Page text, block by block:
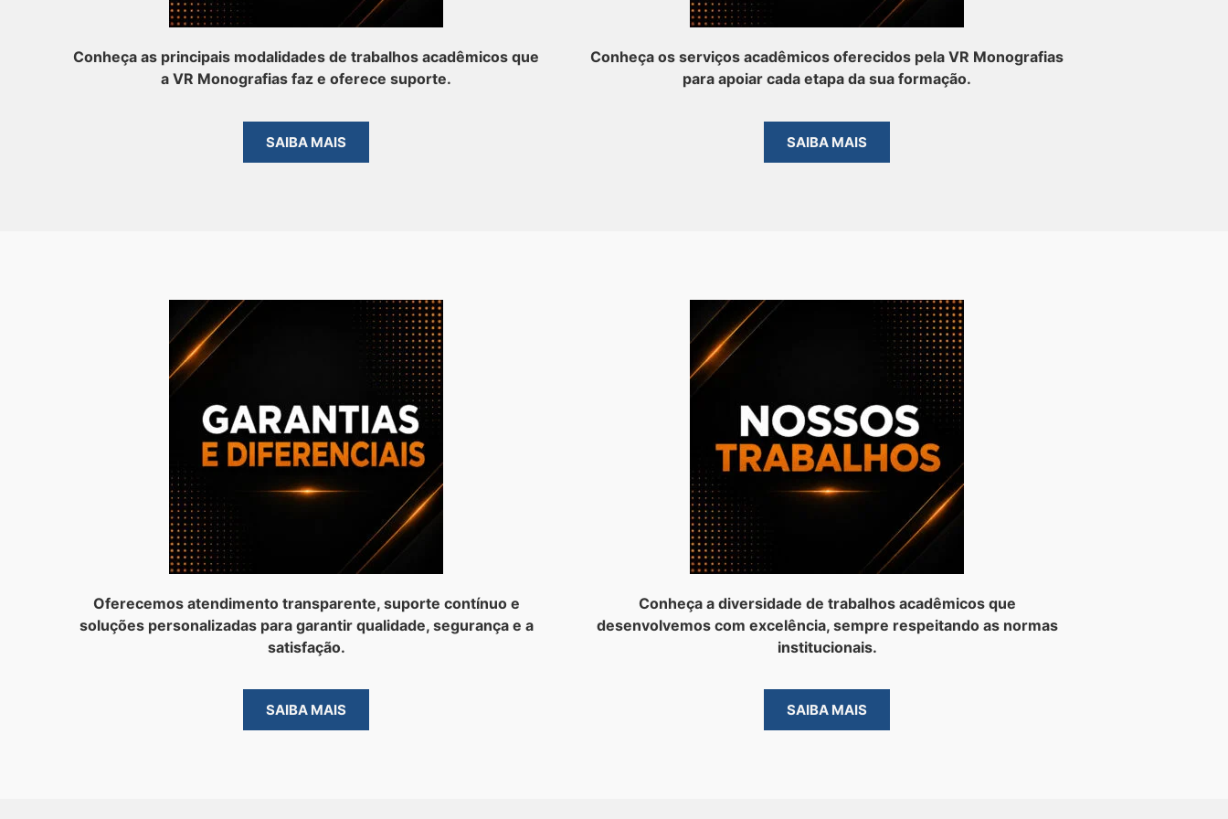
Conheça as principais modalidades de trabalhos acadêmicos que
a VR Monografias faz e oferece suporte.
SAIBA MAIS
Conheça os serviços acadêmicos oferecidos pela VR Monografias
para apoiar cada etapa da sua formação.
SAIBA MAIS
Oferecemos atendimento transparente, suporte contínuo e
soluções personalizadas para garantir qualidade, segurança e a
satisfação.
SAIBA MAIS
Conheça a diversidade de trabalhos acadêmicos que
desenvolvemos com excelência, sempre respeitando as normas
institucionais.
SAIBA MAIS